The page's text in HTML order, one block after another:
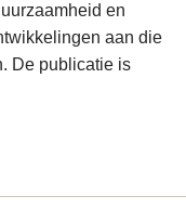
en
aan die
De publicatie is